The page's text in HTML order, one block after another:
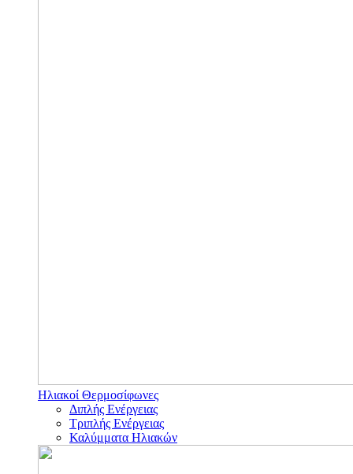
Ηλιακοί Θερμοσίφωνες
Διπλής Ενέργειας
Τριπλής Ενέργειας
Καλύμματα Ηλιακών